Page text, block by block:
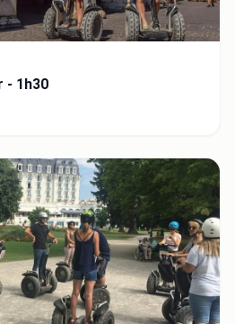
- 1h30